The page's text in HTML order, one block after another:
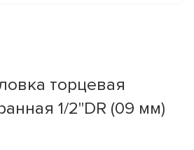
торцевая
1/2''DR (09 мм)